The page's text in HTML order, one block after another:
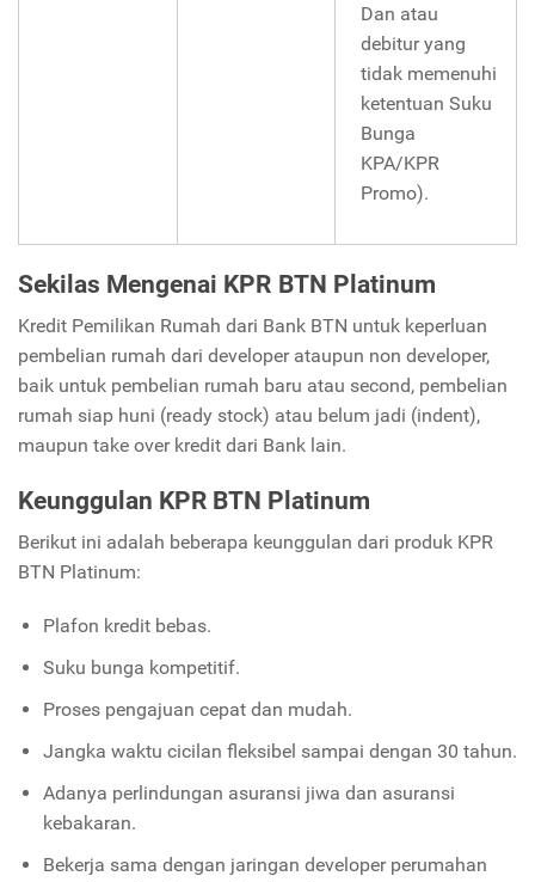
Dan atau
debitur yang
tidak memenuhi
ketentuan Suku
Bunga
KPA/KPR
Promo).
Sekilas Mengenai KPR BTN Platinum
Kredit Pemilikan Rumah dari Bank BTN untuk keperluan
pembelian rumah dari developer ataupun non developer,
baik untuk pembelian rumah baru atau second, pembelian
rumah siap huni (ready stock) atau belum jadi (indent),
maupun take over kredit dari Bank lain.
Keunggulan KPR BTN Platinum
Berikut ini adalah beberapa keunggulan dari produk KPR
BTN Platinum:
Plafon kredit bebas.
Suku bunga kompetitif.
Proses pengajuan cepat dan mudah.
Jangka waktu cicilan fleksibel sampai dengan 30 tahun.
Adanya perlindungan asuransi jiwa dan asuransi
kebakaran.
Bekerja sama dengan jaringan developer perumahan